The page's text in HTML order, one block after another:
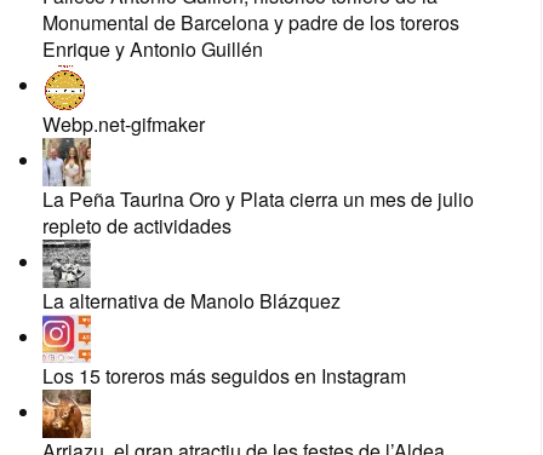
Monumental de Barcelona y padre de los toreros
Enrique y Antonio Guillén
Webp.net-gifmaker
La Peña Taurina Oro y Plata cierra un mes de julio
repleto de actividades
La alternativa de Manolo Blázquez
Los 15 toreros más seguidos en Instagram